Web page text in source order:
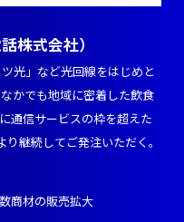
株式会社）
光」など光回線をはじめと
かでも地域に密着した飲食
通信サービスの枠を超えた
継続してご発注いただく。
商材の販売拡大